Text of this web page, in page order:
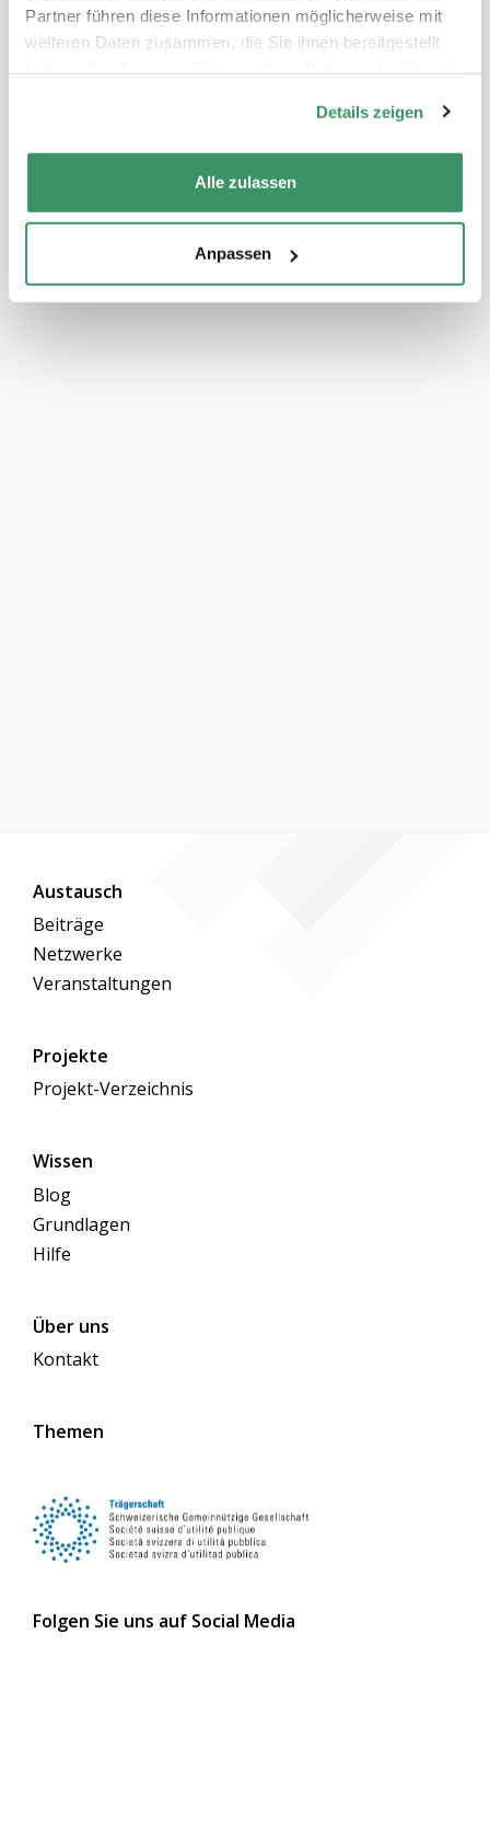
Partner führen diese Informationen möglicherweise mit
weiteren Daten zusammen, die Sie ihnen bereitgestellt
Details zeigen
Alle zulassen
Anpassen
fuer-mehr-artenvielfalt-workshop.html
Sie müssenangemeldetsein, um einen
Kommentar abzugeben.
Austausch
Beiträge
Netzwerke
Veranstaltungen
Projekte
Projekt-Verzeichnis
Wissen
Blog
Grundlagen
Hilfe
Über uns
Kontakt
Themen
Folgen Sie uns auf Social Media